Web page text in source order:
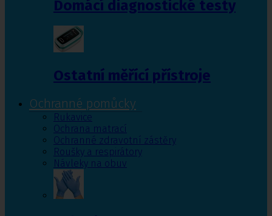
Domácí diagnostické testy
Ostatní měřící přístroje
Ochranné pomůcky
Rukavice
Ochrana matrací
Ochranné zdravotní zástěry
Roušky a respirátory
Návleky na obuv